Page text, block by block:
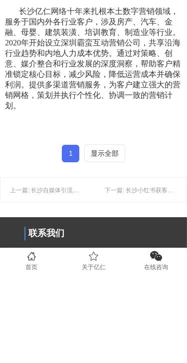
长沙亿仁网络十年来扎根本土数字营销领域，
服务于国内外各行业客户，涉及房产、汽车、金
融、母婴、建筑装潢、培训教育、制造业等行业。
2020年开始设立深圳霸蛮互动营销公司，共享沿海
行业趋势和内地人力成本优势。通过对策略、创
意、媒介整合和行业发展的深度洞察，帮助客户精
准锁定核心目标，减少风险，降低运营成本并确保
利润。提供多渠道营销服务，为客户建立强大的营
销网格，策划并执行个性化、协调一致的营销计
划。
1 显示全部
联系我们
0731-89853708
首页 关于亿仁 在线咨询